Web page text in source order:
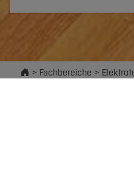
Startseite
Fachbereiche